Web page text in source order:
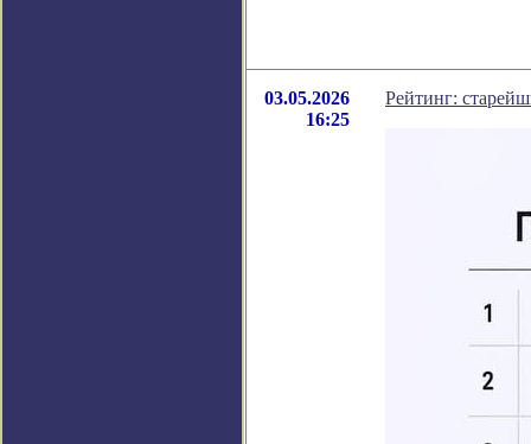
03.05.2026
16:25
Рейтинг: